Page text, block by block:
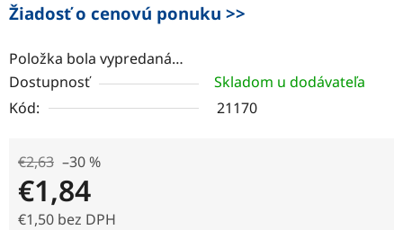
Žiadosť o cenovú ponuku >>
Položka bola vypredaná…
Dostupnosť
Skladom u dodávateľa
Kód:
21170
€2,63 –30 %
€1,84
€1,50 bez DPH